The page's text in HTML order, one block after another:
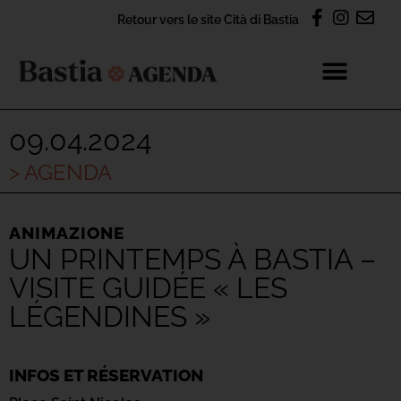
Retour vers le site Cità di Bastia
09.04.2024
> AGENDA
ANIMAZIONE
UN PRINTEMPS À BASTIA –
VISITE GUIDÉE « LES
LÉGENDINES »
INFOS ET RÉSERVATION